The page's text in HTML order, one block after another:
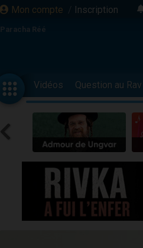
Mon compte / Inscription
Paracha Réé
Vidéos Question au Rav